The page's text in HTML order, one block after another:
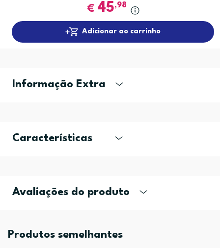
€ 45,98
Adicionar ao carrinho
Informação Extra
Características
Avaliações do produto
Produtos semelhantes